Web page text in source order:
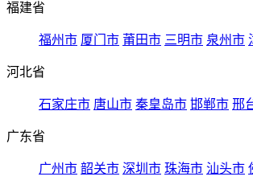
福建省
福州市 厦门市 莆田市 三明市 泉州市
河北省
石家庄市 唐山市 秦皇岛市 邯郸市 邢
广东省
广州市 韶关市 深圳市 珠海市 汕头市